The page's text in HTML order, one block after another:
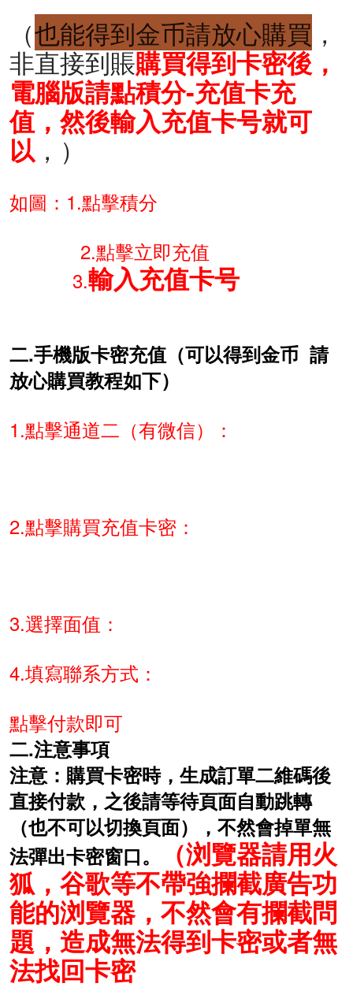
（也能得到金币請放心購買 ，
非直接到賬購買得到卡密後，
電腦版請點積分-充值卡充
值，然後輸入充值卡号就可
以 ，）
如圖：1.點擊積分
2.點擊立即充值
3.輸入充值卡号
二.手機版卡密充值（可以得到金币 請
放心購買教程如下）
1.點擊通道二（有微信）：
2.點擊購買充值卡密：
3.選擇面值：
4.填寫聯系方式：
點擊付款即可
二.注意事項
注意：購買卡密時，生成訂單二維碼後
直接付款，之後請等待頁面自動跳轉
（也不可以切換頁面），不然會掉單無
法彈出卡密窗口。
（浏覽器請用火
狐，谷歌等不帶強攔截廣告功
能的浏覽器，不然會有攔截問
題，造成無法得到卡密或者無
法找回卡密